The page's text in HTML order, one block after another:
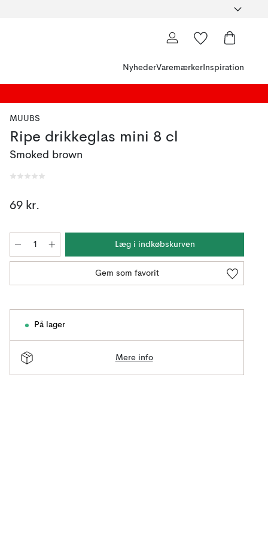
NyhederVaremærker Inspiration
MUUBS
Ripe drikkeglas mini 8 cl
Smoked brown
69 kr.
Læg i indkøbskurven
Gem som favorit
På lager
Mere info